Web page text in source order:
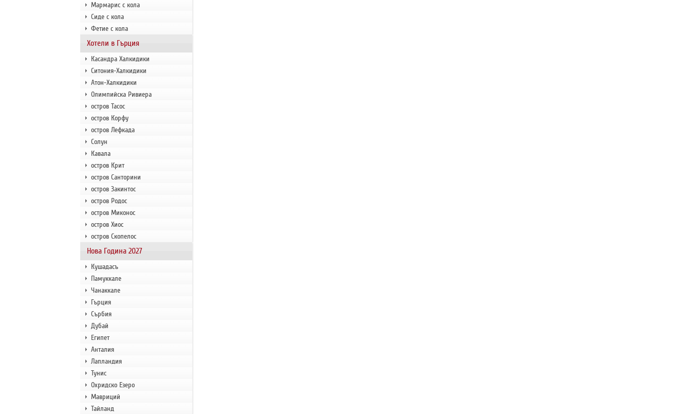
Мармарис с кола
Сиде с кола
Фетие с кола
Хотели в Гърция
Касандра Халкидики
Ситония-Халкидики
Атон-Халкидики
Олимпийска Ривиера
остров Тасос
остров Корфу
остров Лефкада
Солун
Кавала
остров Крит
остров Санторини
остров Закинтос
остров Родос
остров Миконос
остров Хиос
остров Скопелос
Нова Година 2027
Кушадасъ
Памуккале
Чанаккале
Гърция
Сърбия
Дубай
Египет
Анталия
Лапландия
Тунис
Охридско Езеро
Мавриций
Тайланд